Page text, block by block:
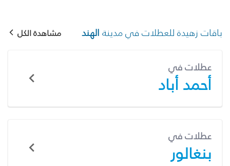
باقات زهيدة للعطلات في مدينة الهند مشاهدة الكل
عطلات في
أحمد أباد
عطلات في
بنغالور